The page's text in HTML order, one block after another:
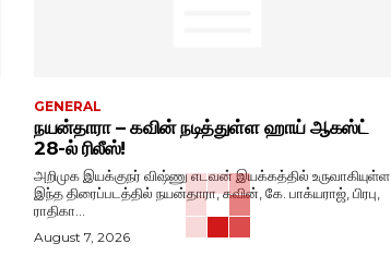
GENERAL
நயன்தாரா – கவின் நடித்துள்ள ஹாய் ஆகஸ்ட்
28-ல் ரிலீஸ்!
அறிமுக இயக்குநர் விஷ்ணு எடவன் இயக்கத்தில் உருவாகியுள்ள
இந்த திரைப்படத்தில் நயன்தாரா, கவின், கே. பாக்யராஜ், பிரபு,
ராதிகா...
August 7, 2026